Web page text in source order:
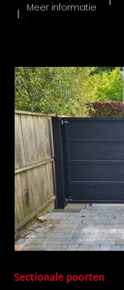
Meer informatie
Sectionale poorten